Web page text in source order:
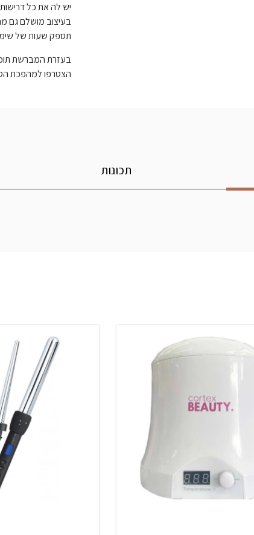
יש לה את כל
בעיצוב מושלם גם
תספק שעות של
בעזרת המברשת
הצטרפו למהפכת
תכונות